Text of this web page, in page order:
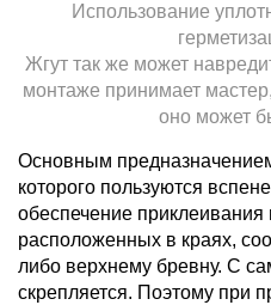
Использование
Жгут так же может
монтаже принимает
оно может
Основным
которого пользуются
обеспечение приклеивания
расположенных в краях,
либо верхнему бревну. С
скрепляется. Поэтому при